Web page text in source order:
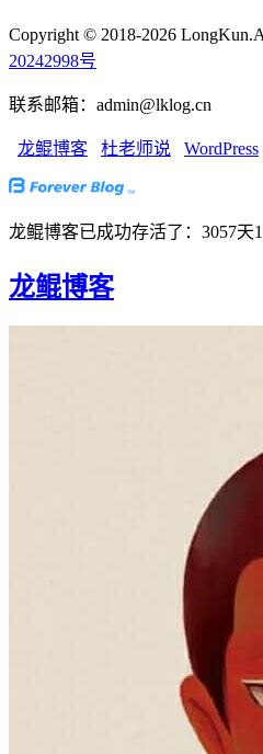
Copyright © 2018-2026
20242998号
联系邮箱：admin@lklog.cn
龙鲲博客 杜老师说 WordPress
龙鲲博客已成功存活了：3057天
龙鲲博客